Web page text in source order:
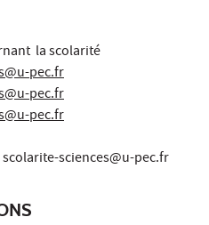
la scolarité
pec.fr
pec.fr
pec.fr
scolarite-sciences@u-pec.fr